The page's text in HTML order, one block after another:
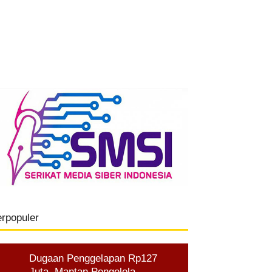
Dugaan Penggelapan Rp127